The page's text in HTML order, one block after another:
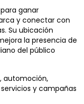
ganar
y conectar con
Su ubicación
la presencia de
del público
automoción,
y campañas